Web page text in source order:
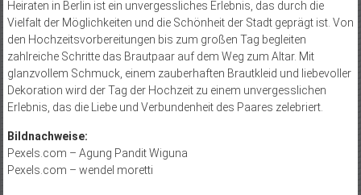
Heiraten in Berlin ist ein unvergessliches Erlebnis, das durch die
Vielfalt der Möglichkeiten und die Schönheit der Stadt geprägt ist. Von
den Hochzeitsvorbereitungen bis zum großen Tag begleiten
zahlreiche Schritte das Brautpaar auf dem Weg zum Altar. Mit
glanzvollem Schmuck, einem zauberhaften Brautkleid und liebevoller
Dekoration wird der Tag der Hochzeit zu einem unvergesslichen
Erlebnis, das die Liebe und Verbundenheit des Paares zelebriert.
Bildnachweise:
Pexels.com – Agung Pandit Wiguna
Pexels.com – wendel moretti